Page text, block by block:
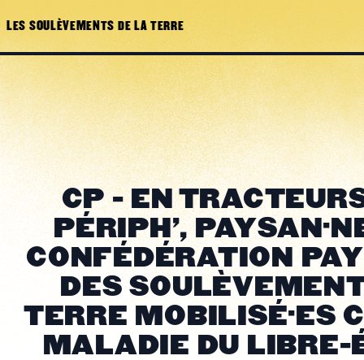
LES SOULÈVEMENTS DE LA TERRE
CP - EN
PÉRIPH',
CONFÉDÉRATION
DES
TERRE MOBILISÉ·ES
MALADIE DU LIBRE-